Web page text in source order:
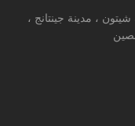
شيتون ، مدينة جينتانج ،